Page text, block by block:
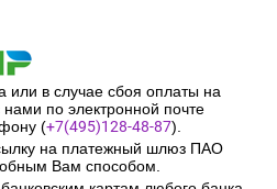
или в случае сбоя оплаты на
по электронной почте
(+7(495)128-48-87).
на платежный шлюз ПАО
Вам способом.